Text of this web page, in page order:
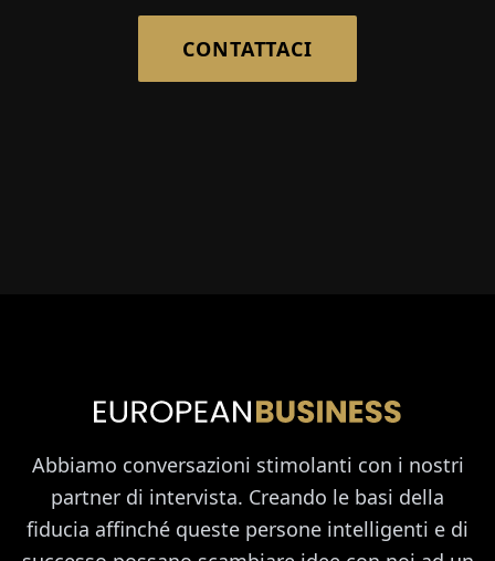
CONTATTACI
Abbiamo conversazioni stimolanti con i nostri
partner di intervista. Creando le basi della
fiducia affinché queste persone intelligenti e di